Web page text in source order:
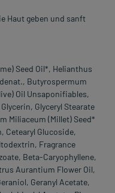
Haut geben und sanft
Seed Oil*, Helianthus
Butyrospermum
Oil Unsaponifiables,
Glyceryl Stearate
Miliaceum (Millet) Seed*
Cetearyl Glucoside,
Fragrance
Beta-Caryophyllene,
Aurantium Flower Oil,
Geranyl Acetate,